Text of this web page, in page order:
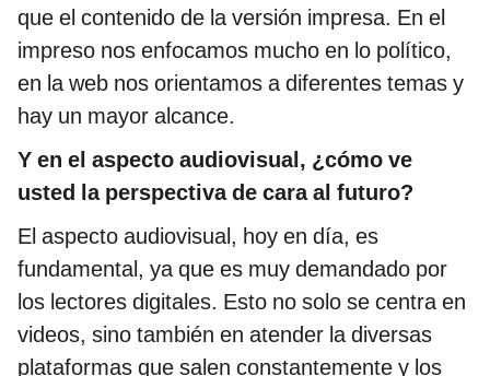
que el contenido de la versión impresa. En el
impreso nos enfocamos mucho en lo político,
en la web nos orientamos a diferentes temas y
hay un mayor alcance.
Y en el aspecto audiovisual, ¿cómo ve
usted la perspectiva de cara al futuro?
El aspecto audiovisual, hoy en día, es
fundamental, ya que es muy demandado por
los lectores digitales. Esto no solo se centra en
videos, sino también en atender la diversas
plataformas que salen constantemente y los